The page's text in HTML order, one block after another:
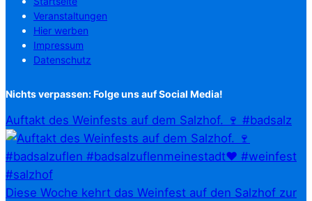
Veranstaltungen
Hier werben
Impressum
Datenschutz
Nichts verpassen: Folge uns auf Social Media!
Auftakt des Weinfests auf dem Salzhof. 🍷 #badsalz
Diese Woche kehrt das Weinfest auf den Salzhof zur